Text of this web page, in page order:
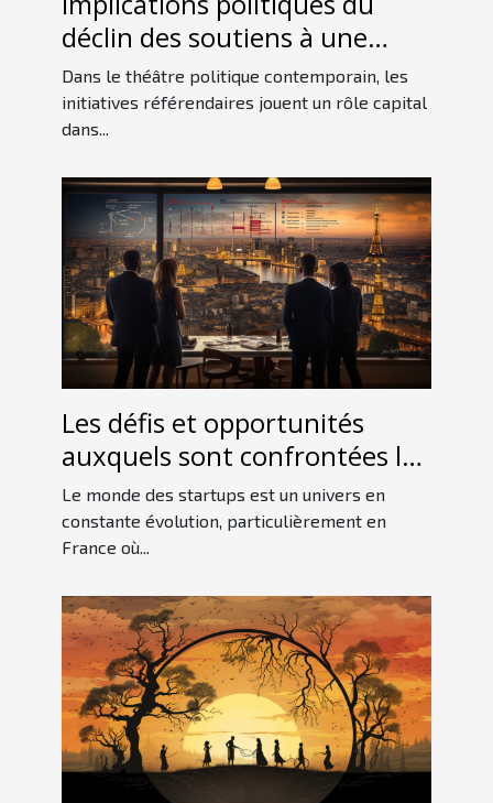
déclin des soutiens à une
initiative référendaire
Dans le théâtre politique contemporain, les
initiatives référendaires jouent un rôle capital
dans...
Les défis et opportunités
auxquels sont confrontées les
startups françaises sur le
marché international
Le monde des startups est un univers en
constante évolution, particulièrement en
France où...